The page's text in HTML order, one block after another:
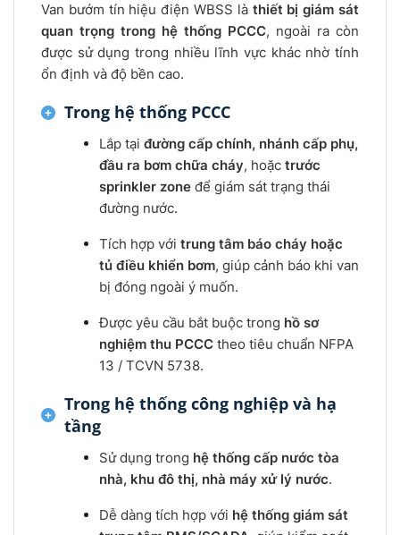
Van bướm tín hiệu điện WBSS là thiết bị giám sát
quan trọng trong hệ thống PCCC, ngoài ra còn
được sử dụng trong nhiều lĩnh vực khác nhờ tính
ổn định và độ bền cao.
Trong hệ thống PCCC
Lắp tại đường cấp chính, nhánh cấp phụ,
đầu ra bơm chữa cháy, hoặc trước
sprinkler zoneđể giám sát trạng thái
đường nước.
Tích hợp với trung tâm báo cháy hoặc
tủ điều khiển bơm, giúp cảnh báo khi van
bị đóng ngoài ý muốn.
Được yêu cầu bắt buộc trong hồ sơ
nghiệm thu PCCCtheo tiêu chuẩn NFPA
13 / TCVN 5738.
Trong hệ thống công nghiệp và hạ
tầng
Sử dụng trong hệ thống cấp nước tòa
nhà, khu đô thị, nhà máy xử lý nước.
Dễ dàng tích hợp với hệ thống giám sát